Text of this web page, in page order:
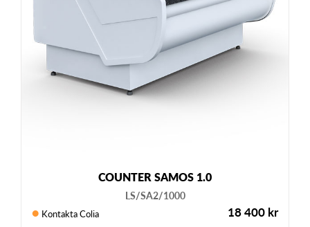
COUNTER SAMOS 1.0
LS/SA2/1000
Kontakta Colia 18 400 kr